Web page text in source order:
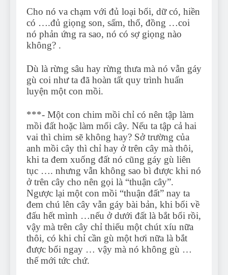
Cho nó va chạm với đủ loại bổi, dữ có, hiền
có ….đủ giọng son, sấm, thổ, đồng …coi
nó phản ứng ra sao, nó có sợ giọng nào
không? .
Dù là rừng sâu hay rừng thưa mà nó vẫn gáy
gù coi như ta đã hoàn tất quy trình huấn
luyện một con mồi.
***- Một con chim mồi chỉ có nên tập làm
mồi đất hoặc làm mối cây. Nếu ta tập cả hai
vai thì chim sẽ không hay? Sở trường của
anh mồi cây thì chỉ hay ở trên cây mà thôi,
khi ta đem xuống đất nó cũng gáy gù liên
tục …. nhưng vẫn không sao bì được khi nó
ở trên cây cho nên gọi là “thuận cây”.
Ngược lại một con mồi “thuận đất” nay ta
đem chú lên cây vẫn gáy bài bản, khi bổi về
đấu hết mình …nếu ở dưới đất là bắt bổi rồi,
vậy mà trên cây chỉ thiếu một chút xíu nữa
thôi, có khi chỉ cần gù một hơi nữa là bắt
được bổi ngay … vậy mà nó không gù …
thế mới tức chứ.